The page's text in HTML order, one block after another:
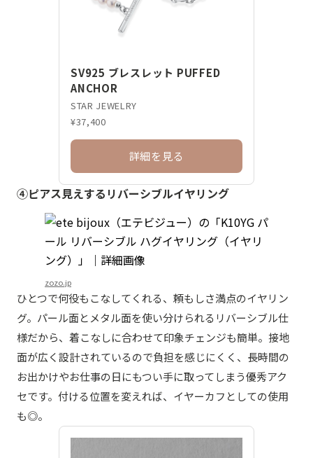
SV925 ブレスレット PUFFED
ANCHOR
STAR JEWELRY
¥37,400
詳細を見る
④ピアス見えするリバーシブルイヤリング
zozo.jp
ひとつで何役もこなしてくれる、頼もしさ満点のイヤリン
グ。パール面とメタル面を使い分けられるリバーシブル仕
様だから、着こなしに合わせて印象チェンジも簡単。接地
面が広く設計されているので負担を感じにくく、長時間の
お出かけやお仕事の日にもつい手に取ってしまう優秀アク
セです。付ける位置を変えれば、イヤーカフとしての使用
も◎。